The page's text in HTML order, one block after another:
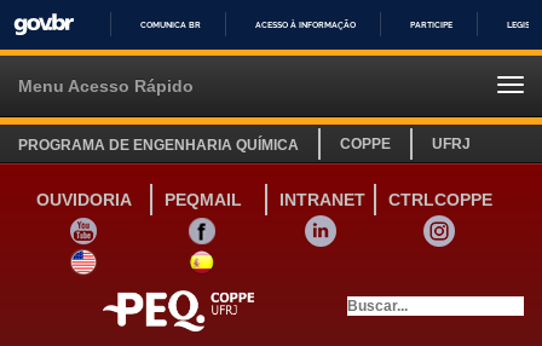
IR
COMUNICA BR ACESSO À INFORMAÇÃO PARTICIPE
Menu Acesso Rápido
PROGRAMA DE ENGENHARIA QUÍMICA COPPE UFRJ
OUVIDORIA PEQMAIL INTRANET
CTRLCOPPE
YOUTUBE
FACEBOOK LINKEDIN
INSTAGRAM
SITE INGLÊS
LINK SITE ESPANHOL